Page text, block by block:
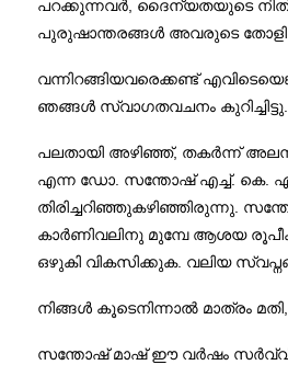
പറക്കുന്നവർ, ദൈന്യതയുടെ
പുരുഷാന്തരങ്ങൾ അവരുടെ
വന്നിറങ്ങിയവരെക്കണ്ട്
ഞങ്ങൾ സ്വാഗതവചനം
പലതായി അഴിഞ്ഞ്, തകർന്ന്
എന്ന ഡോ. സന്തോഷ് എച്ച്. കെ.
തിരിച്ചറിഞ്ഞുകഴിഞ്ഞിരുന്നു.
കാർണിവലിനു മുമ്പേ ആശയ
ഒഴുകി വികസിക്കുക. വലിയ
നിങ്ങൾ കൂടെനിന്നാൽ മാത്രം
സന്തോഷ് മാഷ് ഈ വർഷം